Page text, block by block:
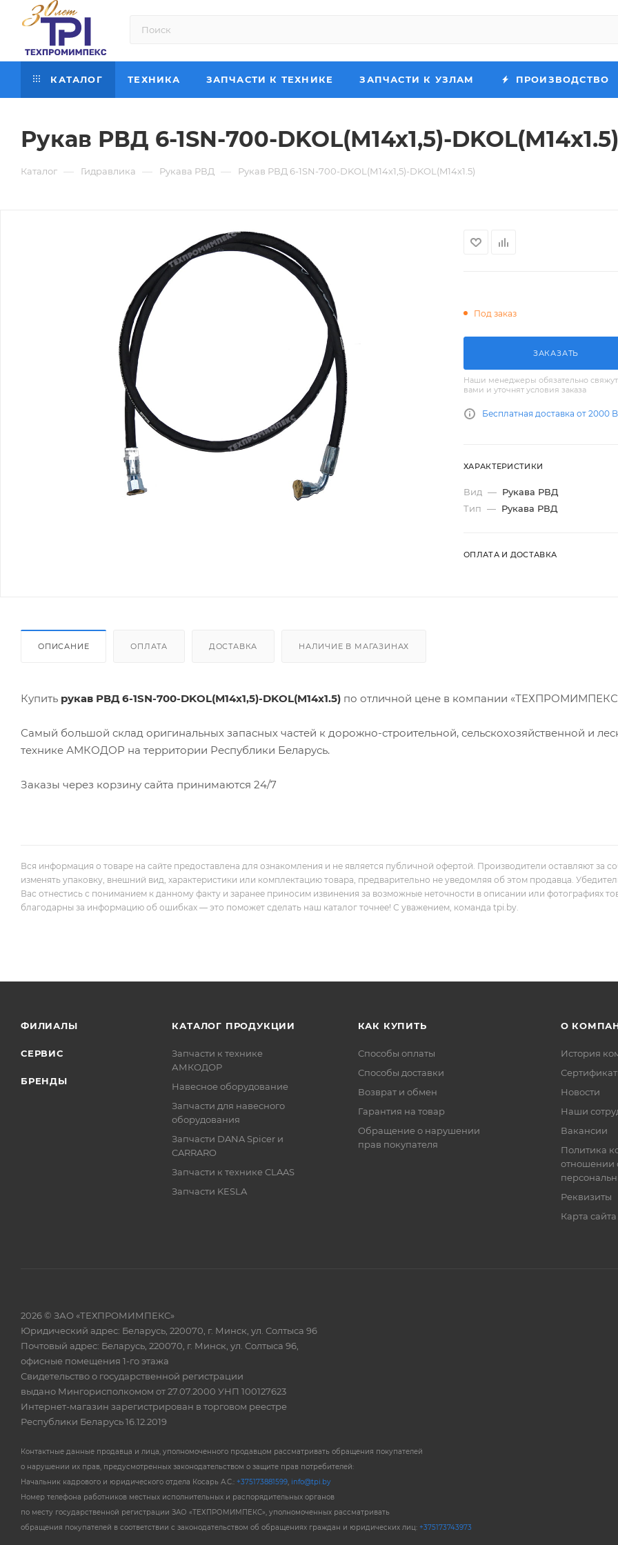
КАТАЛОГ ТЕХНИКА ЗАПЧАСТИ К ТЕХНИКЕ ЗАПЧАСТИ К УЗЛАМ ПРОИЗВОДСТВО
Рукав РВД 6-1SN-700-DKOL(М14х1,5)-DKOL(M14х1.5)
Каталог — Гидравлика — Рукава РВД — Рукав РВД 6-1SN-700-DKOL(М14х1,5)-DKOL(M14х1.5)
Под заказ
ЗАКАЗАТЬ
Наши менеджеры обязательно
вами и уточнят условия заказа
Бесплатная доставка от 2000
ХАРАКТЕРИСТИКИ
Вид — Рукава РВД
Тип — Рукава РВД
ОПЛАТА И ДОСТАВКА
ОПИСАНИЕ ОПЛАТА ДОСТАВКА НАЛИЧИЕ В МАГАЗИНАХ
Купить рукав РВД 6-1SN-700-DKOL(М14х1,5)-DKOL(M14x1.5) по отличной цене в компании
Самый большой склад оригинальных запасных частей к дорожно-строительной, сельскохозяйственной и
технике АМКОДОР на территории Республики Беларусь.
Заказы через корзину сайта принимаются 24/7
Вся информация о товаре на сайте предоставлена для ознакомления и не является публичной офертой. Производители оставляют за
изменять упаковку, внешний вид, характеристики или комплектацию товара, предварительно не уведомляя об этом продавца.
Вас отнестись с пониманием к данному факту и заранее приносим извинения за возможные неточности в описании или фотографиях
благодарны за информацию об ошибках — это поможет сделать наш каталог точнее! С уважением, команда tpi.by.
ФИЛИАЛЫ
СЕРВИС
БРЕНДЫ
КАТАЛОГ ПРОДУКЦИИ
Запчасти к технике
АМКОДОР
Навесное оборудование
Запчасти для навесного
оборудования
Запчасти DANA Spicer и
CARRARO
Запчасти к технике CLAAS
Запчасти KESLA
КАК КУПИТЬ
Способы оплаты
Способы доставки
Возврат и обмен
Гарантия на товар
Обращение о нарушении
прав покупателя
О
История
Новости
Наши
Вакансии
Политика
отношении
Реквизиты
Карта сайта
2026 © ЗАО «ТЕХПРОМИМПЕКС»
Юридический адрес: Беларусь, 220070, г. Минск, ул. Солтыса 96
Почтовый адрес: Беларусь, 220070, г. Минск, ул. Солтыса 96,
офисные помещения 1-го этажа
Свидетельство о государственной регистрации
выдано Мингорисполкомом от 27.07.2000 УНП 100127623
Интернет-магазин зарегистрирован в торговом реестре
Республики Беларусь 16.12.2019
Контактные данные продавца и лица, уполномоченного продавцом рассматривать обращения покупателей
о нарушении их прав, предусмотренных законодательством о защите прав потребителей:
Начальник кадрового и юридического отдела Косарь А.С.: +375173881599, info@tpi.by
Номер телефона работников местных исполнительных и распорядительных органов
по месту государственной регистрации ЗАО «ТЕХПРОМИМПЕКС», уполномоченных рассматривать
обращения покупателей в соответствии с законодательством об обращениях граждан и юридических лиц: +375173743973